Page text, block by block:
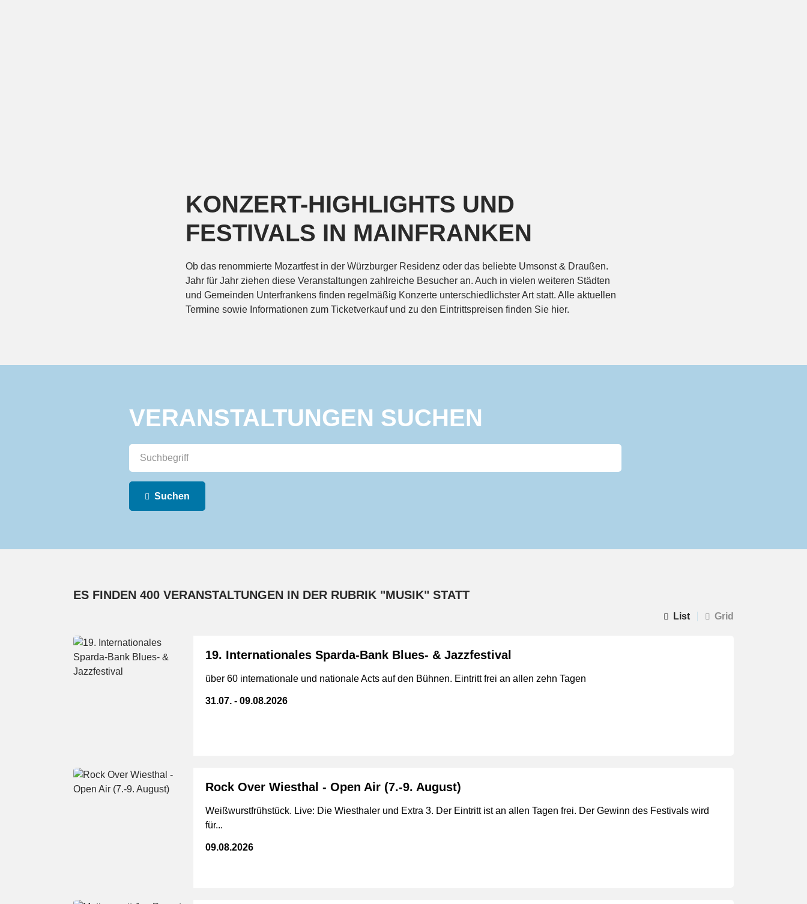
KONZERT-HIGHLIGHTS UND
FESTIVALS IN MAINFRANKEN
Ob das renommierte Mozartfest in der Würzburger Residenz oder das beliebte Umsonst & Draußen.
Jahr für Jahr ziehen diese Veranstaltungen zahlreiche Besucher an. Auch in vielen weiteren Städten
und Gemeinden Unterfrankens finden regelmäßig Konzerte unterschiedlichster Art statt. Alle aktuellen
Termine sowie Informationen zum Ticketverkauf und zu den Eintrittspreisen finden Sie hier.
VERANSTALTUNGEN SUCHEN
Suchen
ES FINDEN 400 VERANSTALTUNGEN IN DER RUBRIK "MUSIK" STATT
List Grid
19. Internationales Sparda-Bank Blues- & Jazzfestival
über 60 internationale und nationale Acts auf den Bühnen. Eintritt frei an allen zehn Tagen
31.07. - 09.08.2026
Rock Over Wiesthal - Open Air (7.-9. August)
Weißwurstfrühstück. Live: Die Wiesthaler und Extra 3. Der Eintritt ist an allen Tagen frei. Der Gewinn des Festivals wird
für...
09.08.2026